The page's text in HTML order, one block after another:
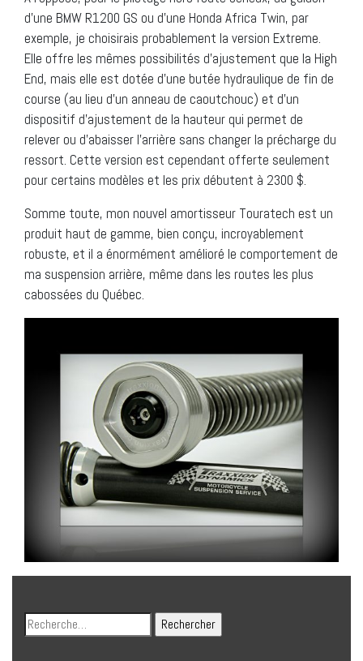
d’une BMW R1200 GS ou d’une Honda Africa Twin, par
exemple, je choisirais probablement la version Extreme.
Elle offre les mêmes possibilités d’ajustement que la High
End, mais elle est dotée d’une butée hydraulique de fin de
course (au lieu d’un anneau de caoutchouc) et d’un
dispositif d’ajustement de la hauteur qui permet de
relever ou d’abaisser l’arrière sans changer la précharge du
ressort. Cette version est cependant offerte seulement
pour certains modèles et les prix débutent à 2300 $.
Somme toute, mon nouvel amortisseur Touratech est un
produit haut de gamme, bien conçu, incroyablement
robuste, et il a énormément amélioré le comportement de
ma suspension arrière, même dans les routes les plus
cabossées du Québec.